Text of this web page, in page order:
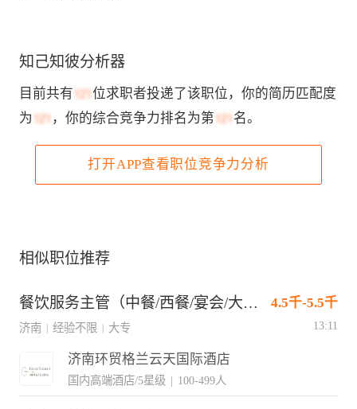
知己知彼分析器
目前共有
位求职者投递了该职位，你的简历匹配度
为
，你的综合竞争力排名为第 名。
打开APP查看职位竞争力分析
相似职位推荐
餐饮服务主管（中餐/西餐/宴会/大堂吧） 4.5千-5.5千
济南 | 经验不限 | 大专 13:11
济南环贸格兰云天国际酒店
国内高端酒店/5星级 | 100-499人